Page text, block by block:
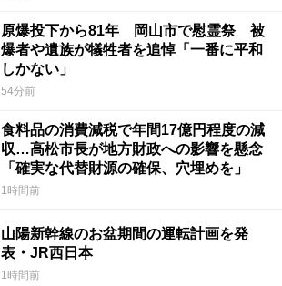
原爆投下から81年 岡山市で慰霊祭 被
爆者や遺族が犠牲者を追悼「一番に平和
しかない」
54分前
食料品の消費減税で年間17億円程度の減
収…高松市長が地方財政への影響を懸念
「確実な代替財源の確保、穴埋めを」
1時間前
山陽新幹線のお盆期間の運転計画を発
表・JR西日本
1時間前